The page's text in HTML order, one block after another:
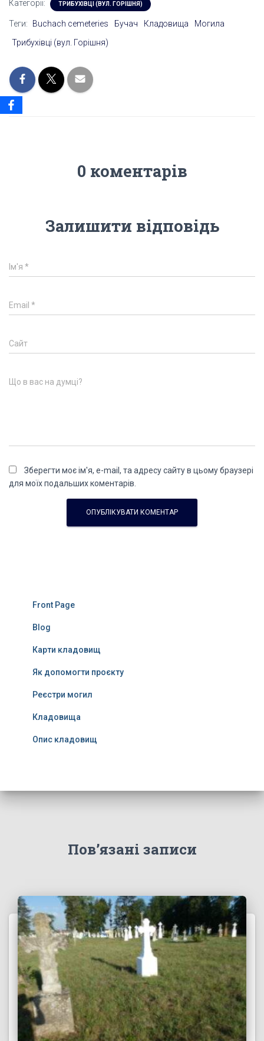
Категорії: ТРИБУХІВЦІ (ВУЛ. ГОРІШНЯ)
Теги: Buchach cemeteries Бучач Кладовища
Могила
Трибухівці (вул. Горішня)
0 коментарів
Залишити відповідь
Ім'я *
Email *
Сайт
Що в вас на думці?
Зберегти моє ім'я, e-mail, та адресу сайту в цьому браузері
для моїх подальших коментарів.
Front Page
Blog
Карти кладовищ
Як допомогти проєкту
Реєстри могил
Кладовища
Опис кладовищ
Пов’язані записи